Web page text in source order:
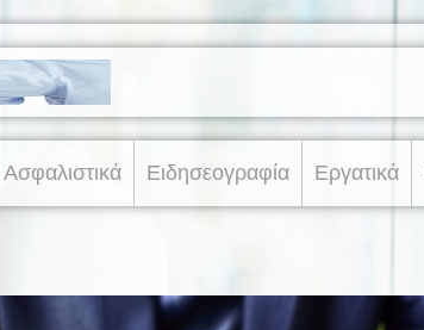
Ασφαλιστικά Ειδησεογραφία Εργατικά